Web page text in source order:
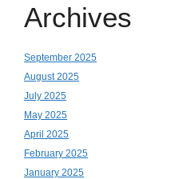
Archives
September 2025
August 2025
July 2025
May 2025
April 2025
February 2025
January 2025